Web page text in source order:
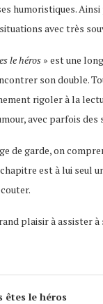
humoristiques.
avec très
le héros » est une
son double.
rigoler à la
avec parfois
de garde, on
est à lui seul
plaisir à assister
êtes le héros